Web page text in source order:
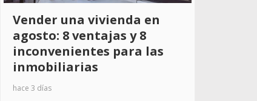
Vender una vivienda en
agosto: 8 ventajas y 8
inconvenientes para las
inmobiliarias
hace 3 días